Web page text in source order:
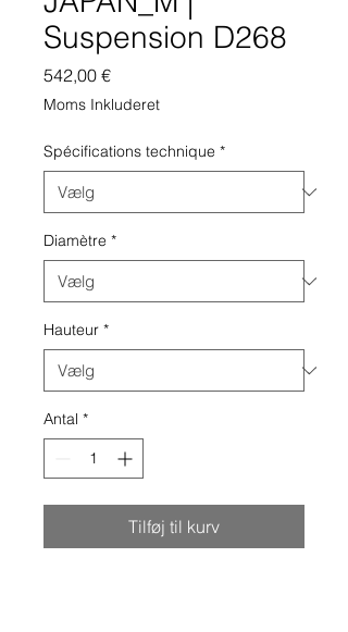
Suspension D268
542,00 €Pris
Moms Inkluderet
Spécifications technique *
Diamètre *
Hauteur *
Antal *
Tilføj til kurv